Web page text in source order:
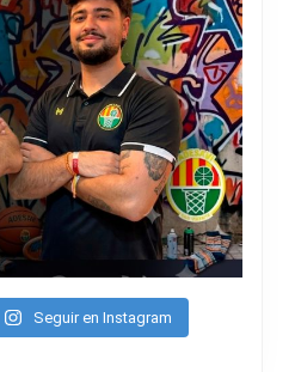
Seguir en Instagram